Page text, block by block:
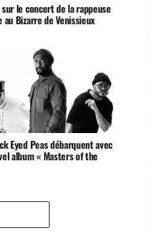
le concert de la rappeuse
au Bizarre de Venissieux
Eyed Peas débarquent avec
album « Masters of the